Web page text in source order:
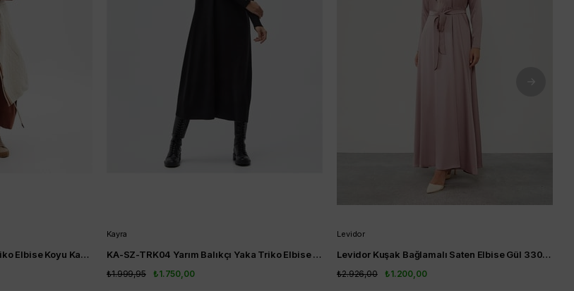
Kayra Yarım Balıkçı Yaka Triko Elbise Koyu Kahve KA-SZ-TRK04-22
Kayra
KA-SZ-TRK04 Yarım Balıkçı Yaka Triko Elbise Siyah
₺1.750,00
₺1.999,95
Levidor
Levidor Kuşak Bağlamalı Saten Elbise Gül 330204
₺1.200,00
₺2.926,00